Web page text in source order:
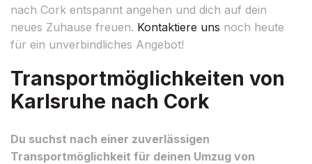
nach Cork entspannt angehen und dich auf dein
neues Zuhause freuen. Kontaktiere uns noch heute
für ein unverbindliches Angebot!
Transportmöglichkeiten von
Karlsruhe nach Cork
Du suchst nach einer zuverlässigen
Transportmöglichkeit für deinen Umzug von